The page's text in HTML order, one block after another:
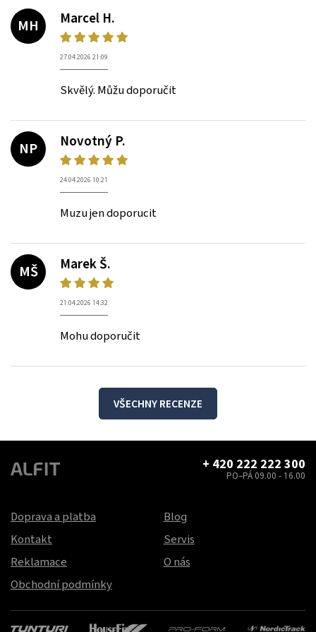
MH
Marcel H.
27.04.2026 21:09
Skvělý. Můžu doporučit
NP
Novotný P.
24.04.2026 10:21
Muzu jen doporucit
MŠ
Marek Š.
21.04.2026 14:32
Mohu doporučit
VŠECHNY RECENZE
+ 420 222 222 300
PO–PÁ 09.00 - 16.00
Doprava a platba
Kontakt
Reklamace
Obchodní podmínky
Blog
Servis
O nás